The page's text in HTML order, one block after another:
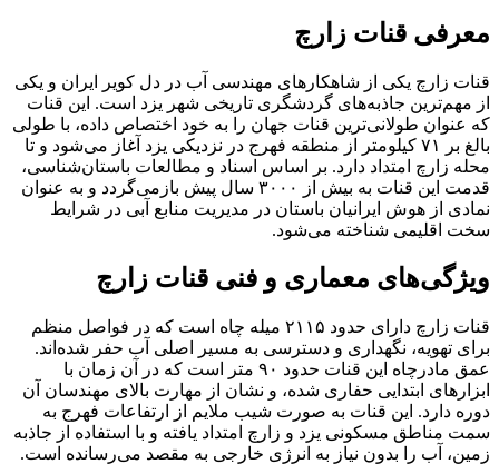
معرفی قنات زارچ
قنات زارچ یکی از شاهکارهای مهندسی آب در دل کویر ایران و یکی
از مهم‌ترین جاذبه‌های گردشگری تاریخی شهر یزد است. این قنات
که عنوان طولانی‌ترین قنات جهان را به خود اختصاص داده، با طولی
بالغ بر ۷۱ کیلومتر از منطقه فهرج در نزدیکی یزد آغاز می‌شود و تا
محله زارچ امتداد دارد. بر اساس اسناد و مطالعات باستان‌شناسی،
قدمت این قنات به بیش از ۳۰۰۰ سال پیش بازمی‌گردد و به عنوان
نمادی از هوش ایرانیان باستان در مدیریت منابع آبی در شرایط
سخت اقلیمی شناخته می‌شود.
ویژگی‌های معماری و فنی قنات زارچ
قنات زارچ دارای حدود ۲۱۱۵ میله چاه است که در فواصل منظم
برای تهویه، نگهداری و دسترسی به مسیر اصلی آب حفر شده‌اند.
عمق مادرچاه این قنات حدود ۹۰ متر است که در آن زمان با
ابزارهای ابتدایی حفاری شده، و نشان از مهارت بالای مهندسان آن
دوره دارد. این قنات به صورت شیب ملایم از ارتفاعات فهرج به
سمت مناطق مسکونی یزد و زارچ امتداد یافته و با استفاده از جاذبه
زمین، آب را بدون نیاز به انرژی خارجی به مقصد می‌رسانده است.